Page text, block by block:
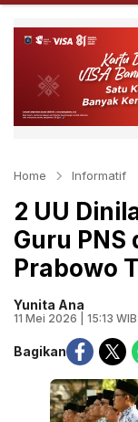
Home Informatif
2 UU
Guru PNS
Prabowo
Yunita Ana
11 Mei 2026 | 15:13 WIB
Bagikan